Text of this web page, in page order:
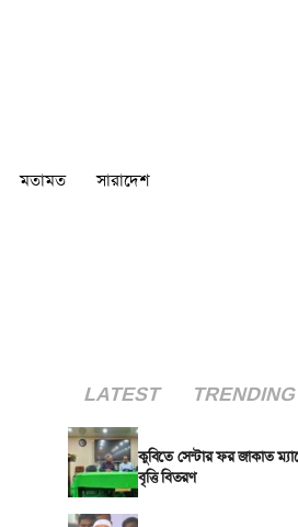
মতামত সারাদেশ
LATEST TRENDING
কুবিতে সেন্টার ফর জাকাত
বৃত্তি বিতরণ